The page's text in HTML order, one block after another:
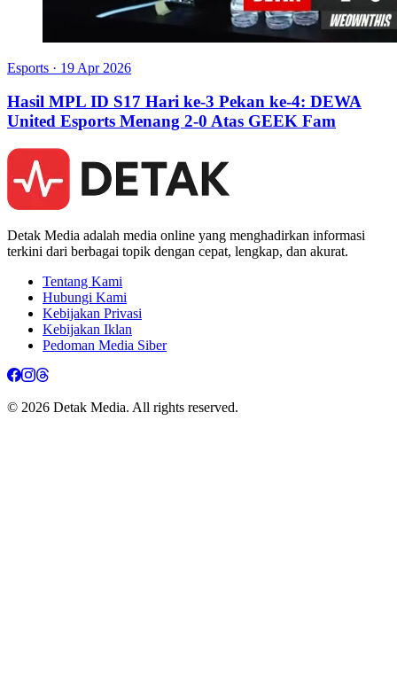
Esports · 19 Apr 2026
Hasil MPL ID S17 Hari ke-3 Pekan ke-4: DEWA
United Esports Menang 2-0 Atas GEEK Fam
Detak Media adalah media online yang menghadirkan informasi
terkini dari berbagai topik dengan cepat, lengkap, dan akurat.
Tentang Kami
Hubungi Kami
Kebijakan Privasi
Kebijakan Iklan
Pedoman Media Siber
© 2026 Detak Media. All rights reserved.